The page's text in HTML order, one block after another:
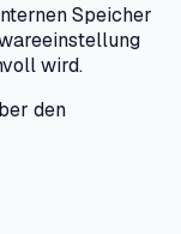
Speicher
wird.
den